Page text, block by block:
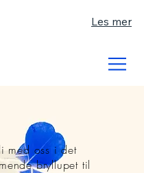
Les mer